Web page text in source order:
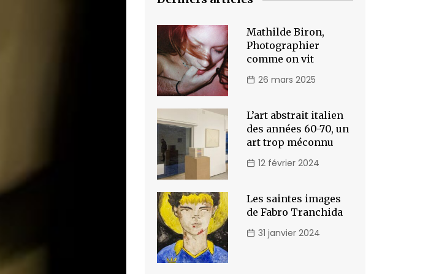
Mathilde Biron,
Photographier
comme on vit
26 mars 2025
L’art abstrait italien
des années 60-70, un
art trop méconnu
12 février 2024
Les saintes images
de Fabro Tranchida
31 janvier 2024